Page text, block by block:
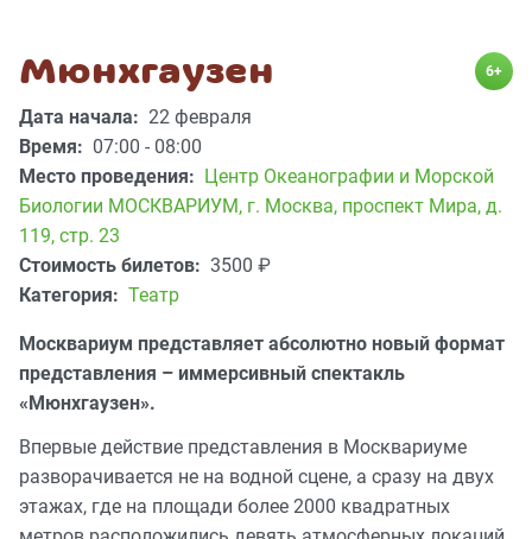
Мюнхгаузен 6+
Дата начала: 22 февраля
Время: 07:00 - 08:00
Место проведения: Центр Океанографии и Морской
Биологии МОСКВАРИУМ, г. Москва, проспект Мира, д.
119, стр. 23
Стоимость билетов: 3500 ₽
Категория: Театр
Москвариум представляет абсолютно новый формат
представления – иммерсивный спектакль
«Мюнхгаузен».
Впервые действие представления в Москвариуме
разворачивается не на водной сцене, а сразу на двух
этажах, где на площади более 2000 квадратных